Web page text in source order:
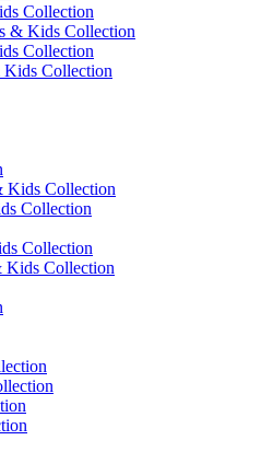
Collection
& Kids Collection
Collection
Collection
Kids Collection
Collection
Collection
Kids Collection